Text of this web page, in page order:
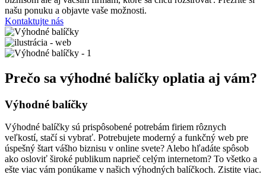
našu ponuku a objavte vaše možnosti.
Kontaktujte nás
Prečo sa výhodné balíčky oplatia aj vám?
Výhodné balíčky
Výhodné balíčky sú prispôsobené potrebám firiem rôznych
veľkostí, stačí si vybrať. Potrebujete moderný a funkčný web pre
úspešný štart vášho biznisu v online svete? Alebo hľadáte spôsob
ako osloviť široké publikum naprieč celým internetom? To všetko a
ešte viac vám ponúkame v našich výhodných balíčkoch. Zistite viac.